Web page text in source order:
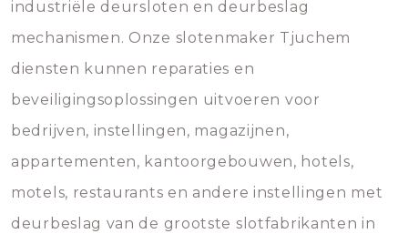
industriële deursloten en deurbeslag
mechanismen. Onze slotenmaker Tjuchem
diensten kunnen reparaties en
beveiligingsoplossingen uitvoeren voor
bedrijven, instellingen, magazijnen,
appartementen, kantoorgebouwen, hotels,
motels, restaurants en andere instellingen met
deurbeslag van de grootste slotfabrikanten in